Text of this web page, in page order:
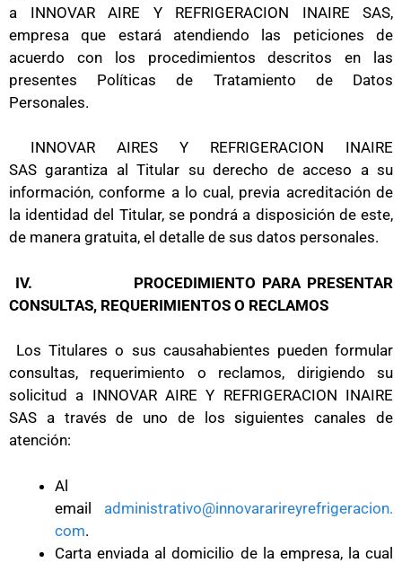
a INNOVAR AIRE Y REFRIGERACION INAIRE SAS,
empresa que estará atendiendo las peticiones de
acuerdo con los procedimientos descritos en las
presentes Políticas de Tratamiento de Datos
Personales.
INNOVAR AIRES Y REFRIGERACION INAIRE
SAS garantiza al Titular su derecho de acceso a su
información, conforme a lo cual, previa acreditación de
la identidad del Titular, se pondrá a disposición de este,
de manera gratuita, el detalle de sus datos personales.
IV.
PROCEDIMIENTO PARA PRESENTAR
CONSULTAS, REQUERIMIENTOS O RECLAMOS
Los Titulares o sus causahabientes pueden formular
consultas, requerimiento o reclamos, dirigiendo su
solicitud a INNOVAR AIRE Y REFRIGERACION INAIRE
SAS a través de uno de los siguientes canales de
atención:
Al
email administrativo@innovararireyrefrigeracion.
com.
Carta enviada al domicilio de la empresa, la cual